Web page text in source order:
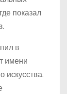
показал
в
имени
искусства.